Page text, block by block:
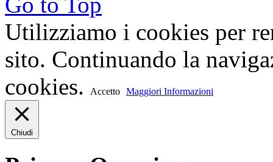
c) della logica applicata in
l'ausilio di strumenti
d) degli estremi
del rappresentante
e) dei soggetti o delle
Utilizziamo i cookies per
sito. Continuando la
cookies.
Accetto Maggiori Informazioni
Chiudi